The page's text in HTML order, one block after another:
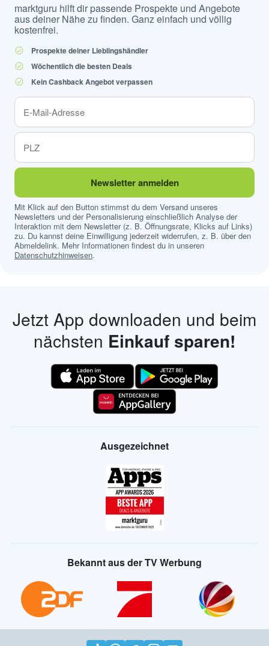
marktguru hilft dir passende Prospekte und Angebote
aus deiner Nähe zu finden. Ganz einfach und völlig
kostenfrei.
Prospekte deiner Lieblingshändler
Wöchentlich die besten Deals
Kein Cashback Angebot verpassen
Newsletter anmelden
Mit Klick auf den Button stimmst du dem Versand unseres
Newsletters und der Personalisierung einschließlich Analyse der
Interaktion mit dem Newsletter (z. B. Öffnungsrate, Klicks auf Links)
zu. Du kannst deine Einwilligung jederzeit widerrufen, z. B. über den
Abmeldelink. Mehr Informationen findest du in unseren
Datenschutzhinweisen.
Jetzt App downloaden und beim
nächsten Einkauf sparen!
Ausgezeichnet
Bekannt aus der TV Werbung